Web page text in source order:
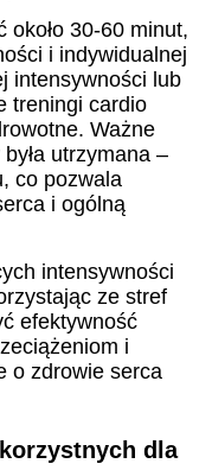
około 30-60 minut,
i indywidualnej
intensywności lub
treningi cardio
Ważne
utrzymana –
co pozwala
i ogólną
intensywności
ze stref
efektywność
i
o zdrowie serca
dla